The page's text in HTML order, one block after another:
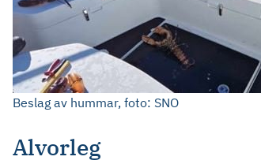
Beslag av hummar, foto: SNO
Alvorleg